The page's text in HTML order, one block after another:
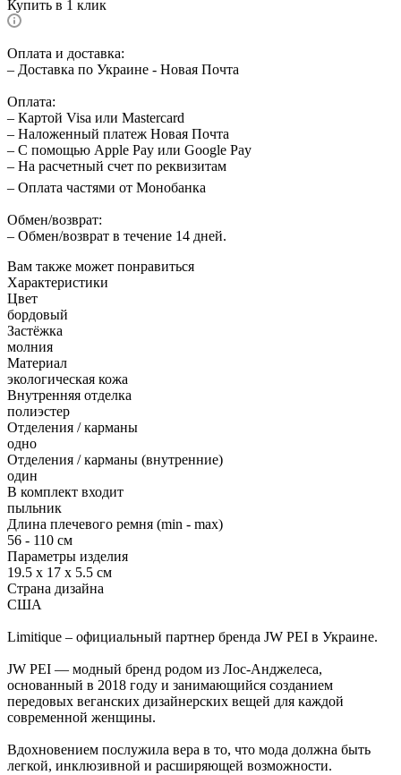
Купить в 1 клик
Оплата и доставка:
– Доставка по Украине - Новая Почта
Оплата:
– Картой Visa или Mastercard
– Наложенный платеж Новая Почта
– С помощью Apple Pay или Google Pay
– На расчетный счет по реквизитам
– Оплата частями от Монобанка
Обмен/возврат:
– Обмен/возврат в течение 14 дней.
Вам также может понравиться
Характеристики
Цвет
бордовый
Застёжка
молния
Материал
экологическая кожа
Внутренняя отделка
полиэстер
Отделения / карманы
одно
Отделения / карманы (внутренние)
один
В комплект входит
пыльник
Длина плечевого ремня (min - max)
56 - 110 см
Параметры изделия
19.5 x 17 x 5.5 см
Страна дизайна
США
Limitique – официальный партнер бренда JW PEI в Украине.
JW PEI — модный бренд родом из Лос-Анджелеса,
основанный в 2018 году и занимающийся созданием
передовых веганских дизайнерских вещей для каждой
современной женщины.
Вдохновением послужила вера в то, что мода должна быть
легкой, инклюзивной и расширяющей возможности.